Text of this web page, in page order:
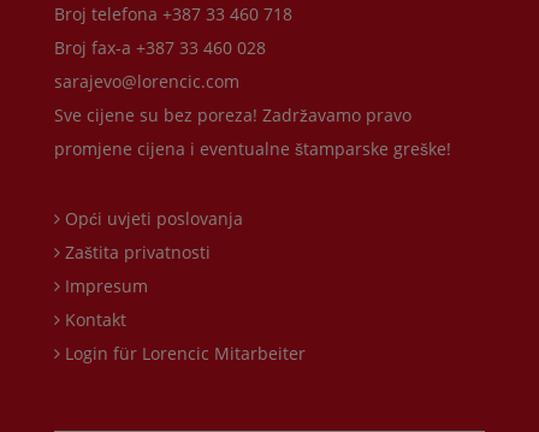
Broj telefona +387 33 460 718
Broj fax-a +387 33 460 028
sarajevo@lorencic.com
Sve cijene su bez poreza! Zadržavamo pravo
promjene cijena i eventualne štamparske greške!
Opći uvjeti poslovanja
Zaštita privatnosti
Impresum
Kontakt
Login für Lorencic Mitarbeiter